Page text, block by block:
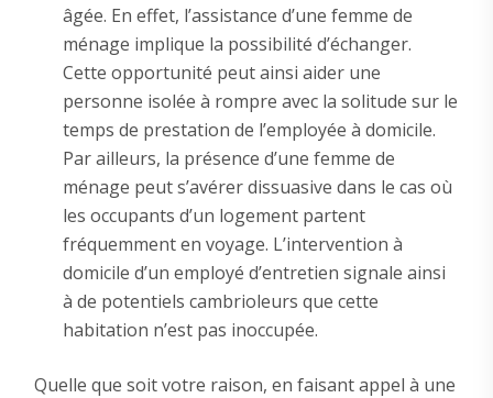
âgée. En effet, l’assistance d’une femme de
ménage implique la possibilité d’échanger.
Cette opportunité peut ainsi aider une
personne isolée à rompre avec la solitude sur le
temps de prestation de l’employée à domicile.
Par ailleurs, la présence d’une femme de
ménage peut s’avérer dissuasive dans le cas où
les occupants d’un logement partent
fréquemment en voyage. L’intervention à
domicile d’un employé d’entretien signale ainsi
à de potentiels cambrioleurs que cette
habitation n’est pas inoccupée.
Quelle que soit votre raison, en faisant appel à une